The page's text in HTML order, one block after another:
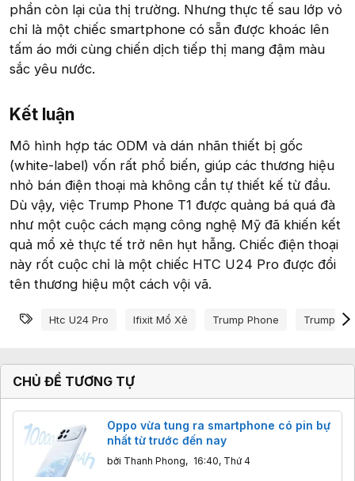
phần còn lại của thị trường. Nhưng thực tế sau lớp vỏ
chỉ là một chiếc smartphone có sẵn được khoác lên
tấm áo mới cùng chiến dịch tiếp thị mang đậm màu
sắc yêu nước.
Kết luận​
Mô hình hợp tác ODM và dán nhãn thiết bị gốc
(white-label) vốn rất phổ biến, giúp các thương hiệu
nhỏ bán điện thoại mà không cần tự thiết kế từ đầu.
Dù vậy, việc Trump Phone T1 được quảng bá quá đà
như một cuộc cách mạng công nghệ Mỹ đã khiến kết
quả mổ xẻ thực tế trở nên hụt hẫng. Chiếc điện thoại
này rốt cuộc chỉ là một chiếc HTC U24 Pro được đổi
tên thương hiệu một cách vội vã.
Từ khóa
Htc U24 Pro Ifixit Mổ Xẻ Trump Phone Trump
CHỦ ĐỀ TƯƠNG TỰ
Oppo vừa tung ra smartphone có pin bự
nhất từ trước đến nay
bởi Thanh Phong, 16:40, Thứ 4